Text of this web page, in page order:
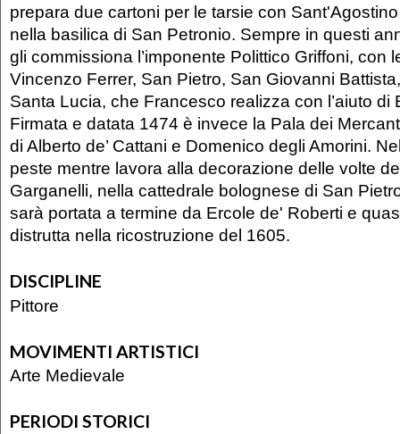
prepara due cartoni per le tarsie con
nella basilica di San Petronio. Sempre in questi
gli commissiona l’imponente Polittico Griffoni, con
Vincenzo Ferrer, San Pietro, San Giovanni
Santa Lucia, che Francesco realizza con l’aiuto di
Firmata e datata 1474 è invece la Pala dei
di Alberto de’ Cattani e Domenico degli Amorini.
peste mentre lavora alla decorazione delle volte
Garganelli, nella cattedrale bolognese di San
sarà portata a termine da Ercole de' Roberti e
distrutta nella ricostruzione del 1605.
DISCIPLINE
Pittore
MOVIMENTI ARTISTICI
Arte Medievale
PERIODI STORICI